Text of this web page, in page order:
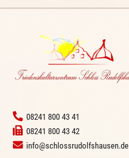
08241 800 43 41
08241 800 43 42
info@schlossrudolfshausen.de